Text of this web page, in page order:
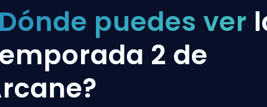
puedes ver
2 de